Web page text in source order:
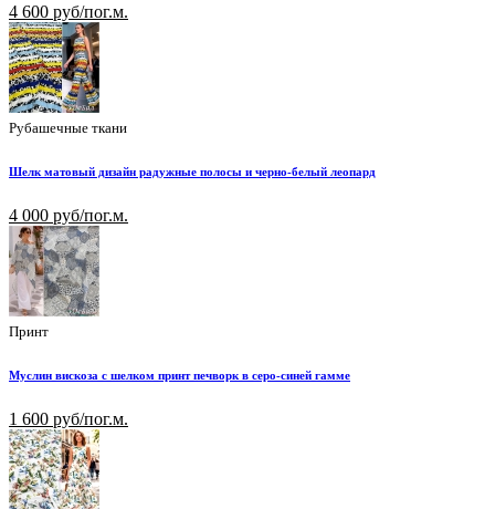
4 600 руб/пог.м.
Рубашечные ткани
Шелк матовый дизайн радужные полосы и черно-белый леопард
4 000 руб/пог.м.
Принт
Муслин вискоза с шелком принт печворк в серо-синей гамме
1 600 руб/пог.м.